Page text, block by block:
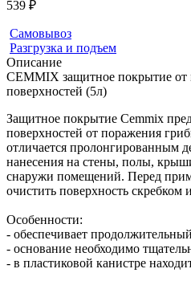
539 ₽
Самовывоз
Разгрузка и подъем
Описание
CEMMIX защитное покрытие
поверхностей (5л)
Защитное покрытие Cemmix
поверхностей от поражения
отличается пролонгированным
нанесения на стены, полы,
снаружи помещений. Перед
очистить поверхность скребком
Особенности:
- обеспечивает
- основание необходимо
- в пластиковой канистре